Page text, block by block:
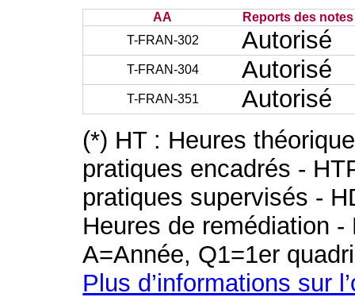
AA
Reports des
T-FRAN-302
Autorisé
T-FRAN-304 Autorisé
T-FRAN-351
Autorisé
(*) HT : Heures
pratiques encadrés -
pratiques supervisés -
Heures de remédiation
A=Année, Q1=1er
Plus d’informations sur